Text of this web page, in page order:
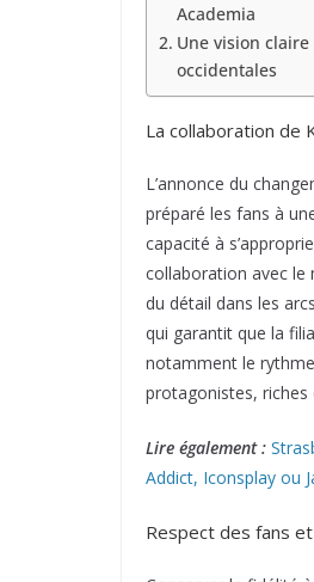
Academia
Une vision
occidentales
La collaboration de
L’annonce du
préparé les fans à
capacité à
collaboration avec le
du détail dans les
qui garantit que la
notamment le
protagonistes, riches
Lire également :
Addict, Iconsplay ou
Respect des fans